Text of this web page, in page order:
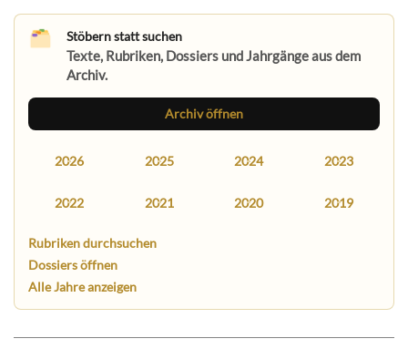
Stöbern statt suchen
Texte, Rubriken, Dossiers und Jahrgänge aus dem
Archiv.
Archiv öffnen
2026 2025 2024 2023
2022 2021 2020 2019
Rubriken durchsuchen
Dossiers öffnen
Alle Jahre anzeigen